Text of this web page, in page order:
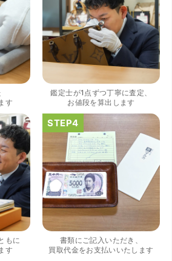
いにして頂いたうえで質入れ金額を
初めてで感動しました。
く丁寧に対応して頂きました。 ホー
がとても良かったので、質屋自体初
対応して頂きました担当の方もすご
から質屋をご利用される方は是非オ
す
鑑定士が1点ずつ丁寧に査定、
お値段を算出します
もに
す
書類にご記入いただき、
買取代金をお支払いいたします